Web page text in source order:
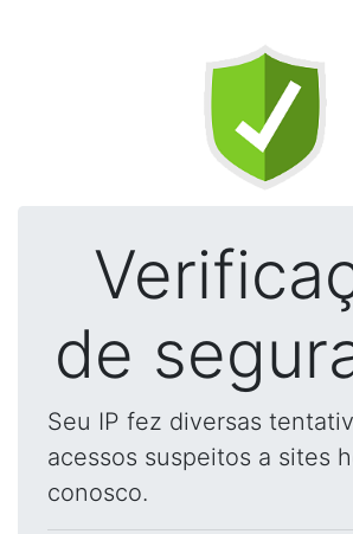
de
Seu IP fez diversas
acessos suspeitos a sites
conosco.